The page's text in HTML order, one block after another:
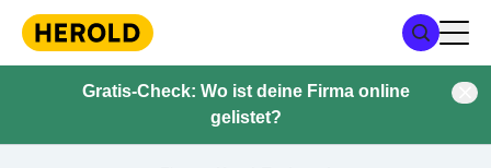
Gratis-Check: Wo ist deine Firma online
gelistet?